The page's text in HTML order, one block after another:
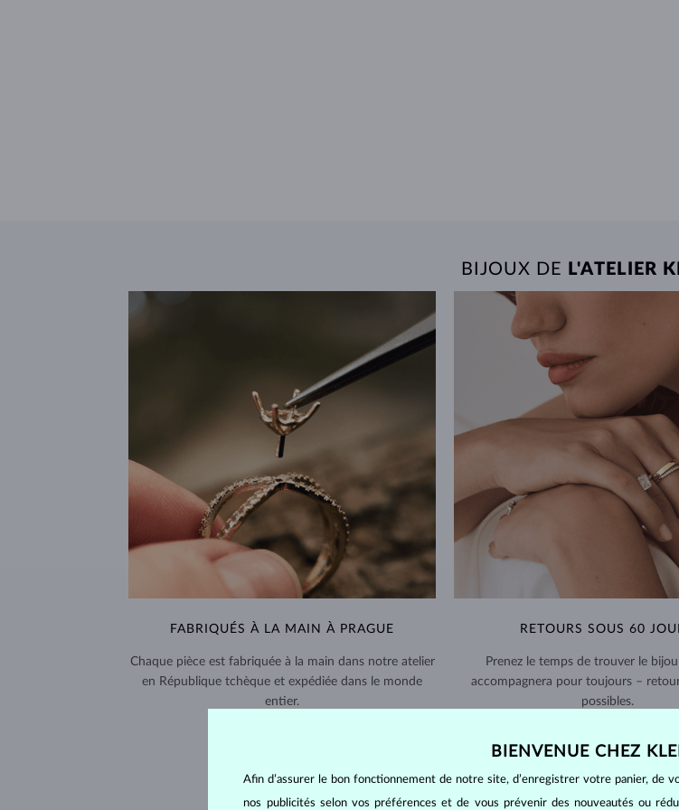
BIJOUX DE L'ATELIER
FABRIQUÉS À LA MAIN À PRAGUE
Chaque pièce est fabriquée à la main dans notre atelier
en République tchèque et expédiée dans le monde
entier.
RETOURS SOUS 60
Prenez le temps de trouver le
accompagnera pour toujours –
possibles.
BIENVENUE CHEZ
Afin d’assurer le bon fonctionnement de notre site, d’enregistrer votre panier, de
nos publicités selon vos préférences et de vous prévenir des nouveautés ou